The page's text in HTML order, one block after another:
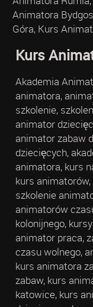
Animatora
Góra, Kurs
Kurs
Akademia
animatora,
szkolenie,
animator
animator zabaw
dziecięcych,
animatora, kurs
kurs
szkolenie
animatorów
kolonijnego,
animator praca,
czasu wolnego,
kurs animatora
zabaw, kurs
katowice, kurs